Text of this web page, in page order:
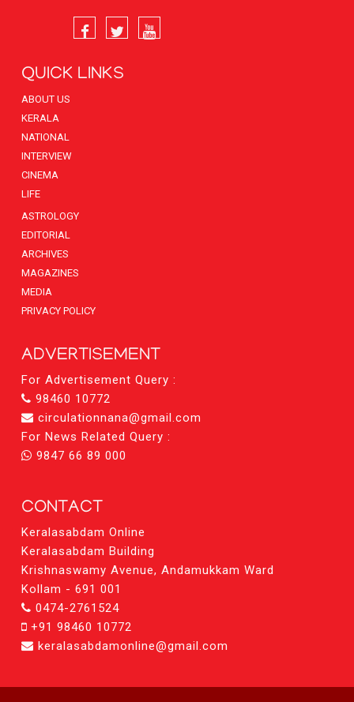
QUICK LINKS
ABOUT US
KERALA
NATIONAL
INTERVIEW
CINEMA
LIFE
ASTROLOGY
EDITORIAL
ARCHIVES
MAGAZINES
MEDIA
PRIVACY POLICY
ADVERTISEMENT
For Advertisement Query :
98460 10772
circulationnana@gmail.com
For News Related Query :
9847 66 89 000
CONTACT
Keralasabdam Online
Keralasabdam Building
Krishnaswamy Avenue, Andamukkam Ward
Kollam - 691 001
0474-2761524
+91 98460 10772
keralasabdamonline@gmail.com